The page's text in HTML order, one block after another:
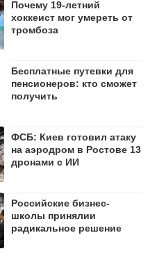
Почему 19-летний
хоккеист мог умереть от
тромбоза
Бесплатные путевки для
пенсионеров: кто сможет
получить
ФСБ: Киев готовил атаку
на аэродром в Ростове 13
дронами с ИИ
Российские бизнес-
школы принялии
радикальное решение